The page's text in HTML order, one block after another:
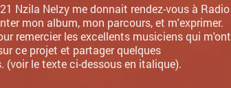
Nzila Nelzy me donnait rendez-vous à Radio
mon album, mon parcours, et m'exprimer.
remercier les excellents musiciens qui m'ont
ce projet et partager quelques
(voir le texte ci-dessous en italique).